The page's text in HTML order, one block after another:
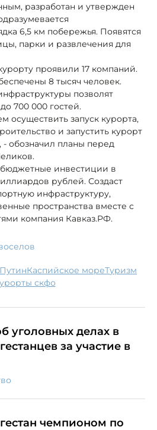
разработан и утвержден
6,5 км побережья. Появятся
парки и развлечения для
проявили 17 компаний.
8 тысяч человек.
позволят
700 000 гостей.
осуществить запуск курорта,
и запустить курорт
обозначил планы перед
инвестиции в
рублей. Создаст
инфраструктуру,
пространства вместе с
компания Кавказ.РФ.
Каспийское море туризм
скфо
уголовных делах в
за участие в
чемпионом по